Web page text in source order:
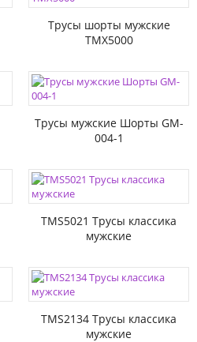
Трусы шорты мужские
TMX5000
Трусы мужские Шорты GM-
004-1
TMS5021 Трусы классика
мужские
TMS2134 Трусы классика
мужские